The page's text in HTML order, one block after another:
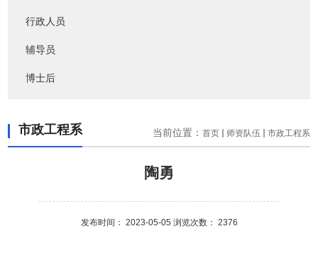
行政人员
辅导员
博士后
市政工程系 当前位置： 首页 师资队伍 市政工程系
陶勇
发布时间： 2023-05-05 浏览次数： 2376